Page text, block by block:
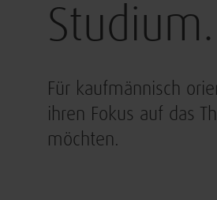
Studium.
Für kaufmännisch
ihren Fokus auf das
möchten.